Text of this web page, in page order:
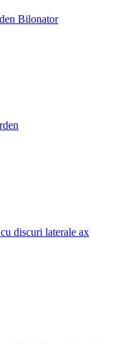
Bilonator
discuri laterale ax